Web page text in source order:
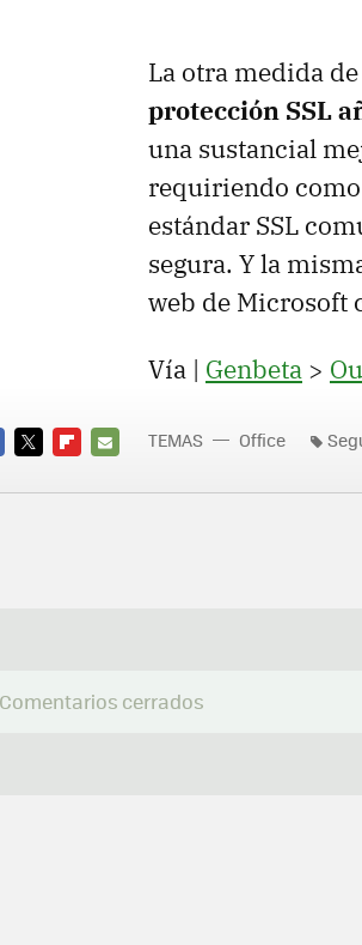
La otra medida
protección SSL
una sustancial
requiriendo
estándar SSL
segura. Y la
web de Microsoft
Vía | Genbeta >
MAIL
TEMAS Office
Comentarios cerrados